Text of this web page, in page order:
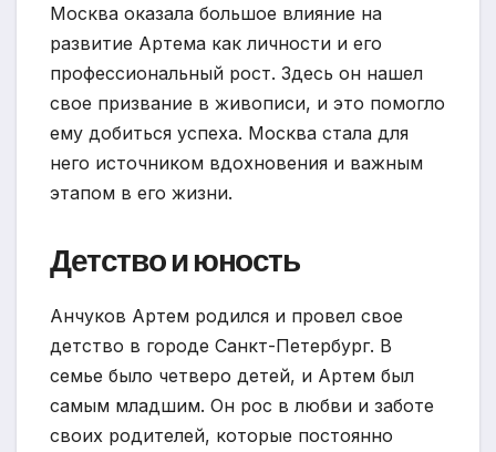
Москва оказала большое влияние на
развитие Артема как личности и его
профессиональный рост. Здесь он нашел
свое призвание в живописи, и это помогло
ему добиться успеха. Москва стала для
него источником вдохновения и важным
этапом в его жизни.
Детство и юность
Анчуков Артем родился и провел свое
детство в городе Санкт-Петербург. В
семье было четверо детей, и Артем был
самым младшим. Он рос в любви и заботе
своих родителей, которые постоянно